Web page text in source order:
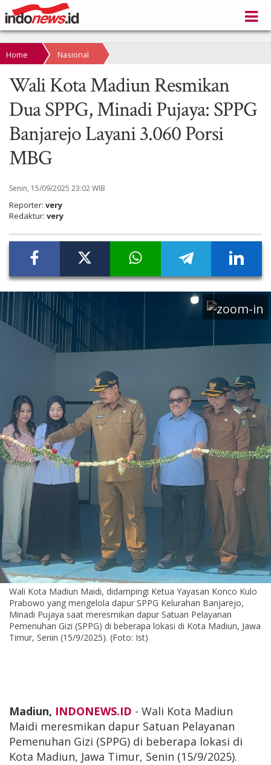
Home Nasional
Wali Kota Madiun Resmikan
Dua SPPG, Minadi Pujaya: SPPG
Banjarejo Layani 3.060 Porsi
MBG
Senin, 15/09/2025 23:02 WIB
Reporter: very
Redaktur: very
Wali Kota Madiun Maidi, didampingi Ketua Yayasan Konco Kulo
Prabowo yang mengelola dapur SPPG Kelurahan Banjarejo,
Minadi Pujaya saat meresmikan dapur Satuan Pelayanan
Pemenuhan Gizi (SPPG) di beberapa lokasi di Kota Madiun, Jawa
Timur, Senin (15/9/2025). (Foto: Ist)
Madiun, INDONEWS.ID - Wali Kota Madiun
Maidi meresmikan dapur Satuan Pelayanan
Pemenuhan Gizi (SPPG) di beberapa lokasi di
Kota Madiun, Jawa Timur, Senin (15/9/2025).